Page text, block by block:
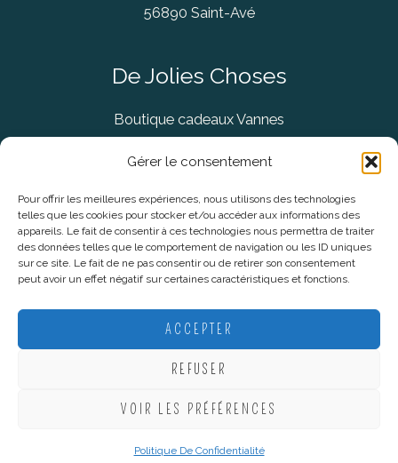
Gérer le consentement
Pour offrir les meilleures expériences, nous utilisons des technologies
telles que les cookies pour stocker et/ou accéder aux informations des
appareils. Le fait de consentir à ces technologies nous permettra de traiter
des données telles que le comportement de navigation ou les ID uniques
sur ce site. Le fait de ne pas consentir ou de retirer son consentement
peut avoir un effet négatif sur certaines caractéristiques et fonctions.
ACCEPTER
REFUSER
VOIR LES PRÉFÉRENCES
Politique De Confidentialité
56890 Saint-Avé
De Jolies Choses
Boutique cadeaux Vannes
Concept Store Vannes
Informations légales
CGV
Politique De Confidentialité
Plan du site
Webmarketing